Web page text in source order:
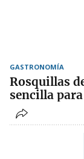
GASTRONOMÍA
Rosquillas
sencilla